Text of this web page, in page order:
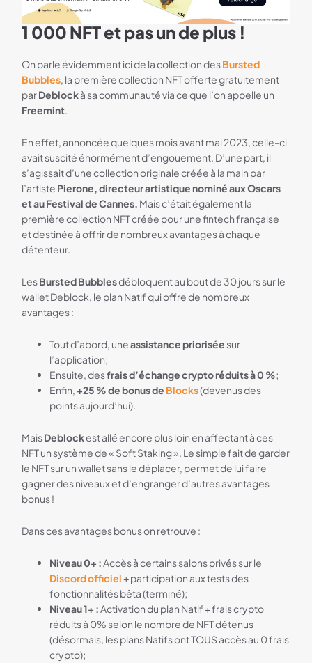
Deblock 3 mois Premium offert
1 000 NFT et pas un de plus !
On parle évidemment ici de la collection desBursted
Bubbles, la première collection NFT offerte gratuitement
parDeblockà sa communauté via ce que l’on appelle un
Freemint.
En effet, annoncée quelques mois avant mai 2023, celle-ci
avait suscité énormément d’engouement. D’une part, il
s’agissait d’une collection originale créée à la main par
l’artiste Pierone, directeur artistique nominé aux Oscars
et au Festival de Cannes. Mais c’était également la
première collection NFT créée pour une fintech française
et destinée à offrir de nombreux avantages à chaque
détenteur.
LesBursted Bubblesdébloquent au bout de 30 jours sur le
wallet Deblock, le plan Natif qui offre de nombreux
avantages :
Tout d’abord, uneassistance prioriséesur
l’application;
Ensuite, desfrais d’échange crypto réduits à 0 %;
Enfin, +25 % de bonus de Blocks(devenus des
points aujourd’hui).
MaisDeblockest allé encore plus loin en affectant à ces
NFT un système de « Soft Staking ». Le simple fait de garder
le NFT sur un wallet sans le déplacer, permet de lui faire
gagner des niveaux et d’engranger d’autres avantages
bonus !
Dans ces avantages bonus on retrouve :
Niveau 0+ :Accès à certains salons privés sur le
Discord officiel+ participation aux tests des
fonctionnalités bêta (terminé);
Niveau 1+ :Activation du plan Natif + frais crypto
réduits à 0% selon le nombre de NFT détenus
(désormais, les plans Natifs ont TOUS accès au 0 frais
crypto);